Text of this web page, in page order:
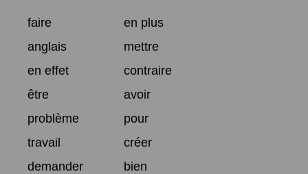
faire
en plus
anglais
mettre
en effet
contraire
être
avoir
problème
pour
travail
créer
demander
bien